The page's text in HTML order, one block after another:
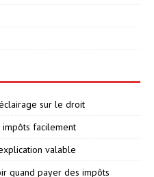
sur le droit
facilement
valable
quand payer des impôts